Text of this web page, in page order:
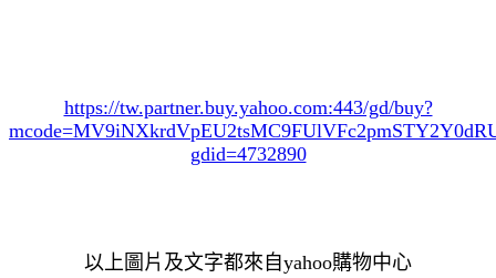
https://tw.partner.buy.yahoo.com:443/gd/buy?
gdid=4732890
以上圖片及文字都來自yahoo購物中心